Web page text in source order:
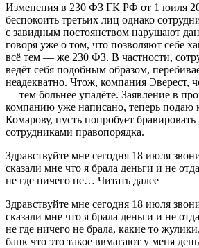
Изменения в 230 ФЗ ГК РФ от 1 юиля
беспокоить третьих лиц однако
с завидным постоянством нарушают
говоря уже о том, что позволяют себе
всё тем — же 230 ФЗ. В частности,
ведёт себя подобным образом,
неадекватно. Чтож, компания Эверест,
— тем больнее упадёте. Заявление в
компанию уже написано, теперь подаю
Комарову, пусть попробует
сотрудниками правопорядка.
Здравствуйте мне сегодня 18 июля
сказали мне что я брала деньги и не
не где ничего не… Читать далее
Здравствуйте мне сегодня 18 июля
сказали мне что я брала деньги и не
не где ничего не брала, какие то
банк что это такое ввмагают у меня